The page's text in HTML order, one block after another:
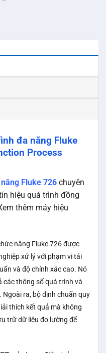
đa năng Fluke
Process
Fluke 726 chuyên
hiệu quá trình đồng
thêm máy hiệu
năng Fluke 726 được
xử lý với phạm vi tải
và độ chính xác cao. Nó
thông số quá trình và
ra, bộ định chuẩn quy
thích kết quả mà không
trữ dữ liệu đo lường để